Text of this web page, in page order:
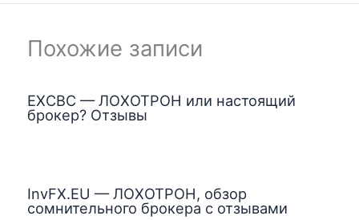
Похожие записи
EXCBC — ЛОХОТРОН или настоящий
брокер? Отзывы
InvFX.EU — ЛОХОТРОН, обзор
сомнительного брокера с отзывами